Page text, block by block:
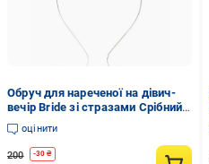
Обруч для нареченої на дівич-
вечір Bride зі стразами Срібний
(39)
оцінити
200 -30 ₴